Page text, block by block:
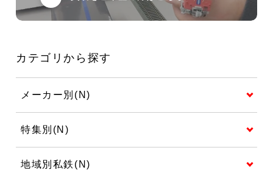
カテゴリから探す
メーカー別(N)
特集別(N)
地域別私鉄(N)